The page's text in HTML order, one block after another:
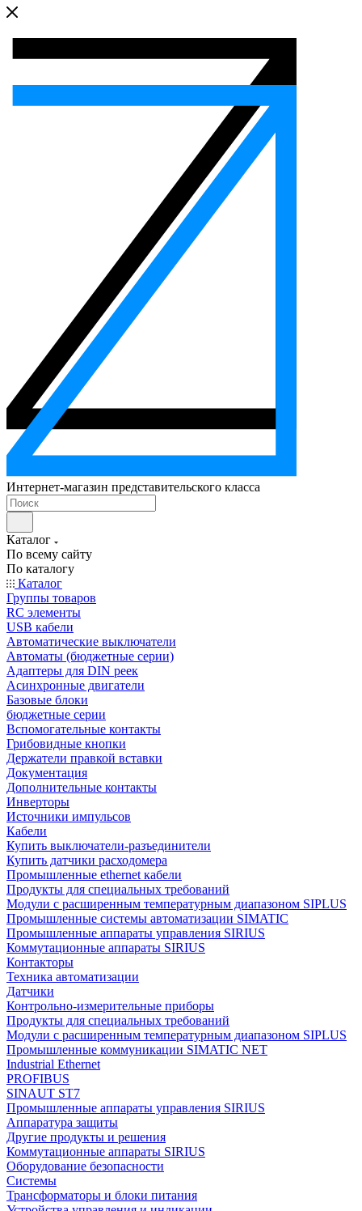
Интернет-магазин представительского класса
Каталог
По всему сайту
По каталогу
Каталог
Группы товаров
RC элементы
USB кабели
Автоматические выключатели
Автоматы (бюджетные серии)
Адаптеры для DIN реек
Асинхронные двигатели
Базовые блоки
бюджетные серии
Вспомогательные контакты
Грибовидные кнопки
Держатели правкой вставки
Документация
Дополнительные контакты
Инверторы
Источники импульсов
Кабели
Купить выключатели-разъединители
Купить датчики расходомера
Промышленные ethernet кабели
Продукты для специальных требований
Модули с расширенным температурным диапазоном SIPLUS
Промышленные системы автоматизации SIMATIC
Промышленные аппараты управления SIRIUS
Коммутационные аппараты SIRIUS
Контакторы
Техника автоматизации
Датчики
Контрольно-измерительные приборы
Продукты для специальных требований
Модули с расширенным температурным диапазоном SIPLUS
Промышленные коммуникации SIMATIC NET
Industrial Ethernet
PROFIBUS
SINAUT ST7
Промышленные аппараты управления SIRIUS
Аппаратура защиты
Другие продукты и решения
Коммутационные аппараты SIRIUS
Оборудование безопасности
Системы
Трансформаторы и блоки питания